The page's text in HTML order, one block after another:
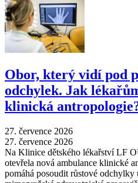
Obor, který vidí pod
odchylek. Jak
klinická
27. července 2026
27. července 2026
Na Klinice dětského lékařství LF
otevřela nová ambulance klinické
pomáhá posoudit růstové odchylky